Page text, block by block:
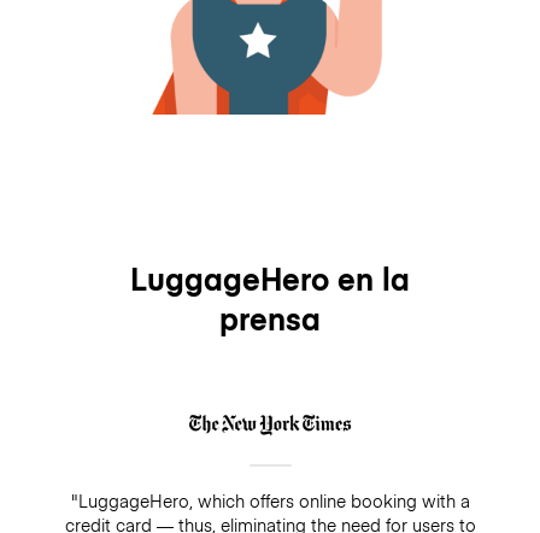
LuggageHero en la
prensa
"LuggageHero, which offers online booking with a
credit card — thus, eliminating the need for users to